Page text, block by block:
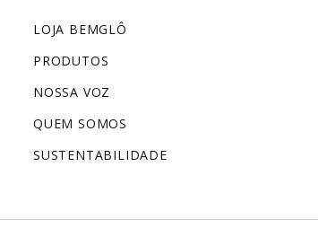
LOJA BEMGLÔ
PRODUTOS
NOSSA VOZ
QUEM SOMOS
SUSTENTABILIDADE